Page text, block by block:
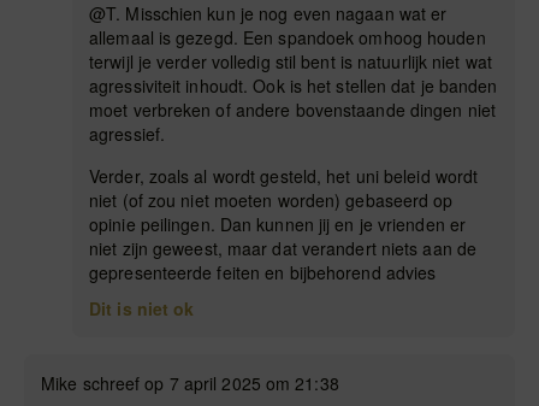
@T. Misschien kun je nog even nagaan wat er
allemaal is gezegd. Een spandoek omhoog houden
terwijl je verder volledig stil bent is natuurlijk niet wat
agressiviteit inhoudt. Ook is het stellen dat je banden
moet verbreken of andere bovenstaande dingen niet
agressief.
Verder, zoals al wordt gesteld, het uni beleid wordt
niet (of zou niet moeten worden) gebaseerd op
opinie peilingen. Dan kunnen jij en je vrienden er
niet zijn geweest, maar dat verandert niets aan de
gepresenteerde feiten en bijbehorend advies
Dit is niet ok
Mike schreef op 7 april 2025 om 21:38